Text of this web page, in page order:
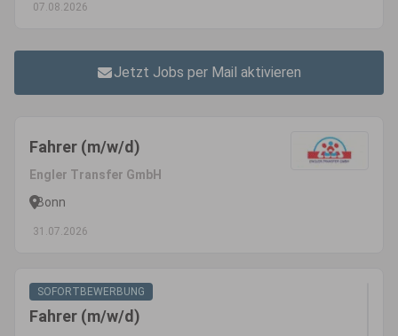
07.08.2026
Jetzt Jobs per Mail aktivieren
Fahrer (m/w/d)
Engler Transfer GmbH
Bonn
31.07.2026
SOFORTBEWERBUNG
Fahrer (m/w/d)